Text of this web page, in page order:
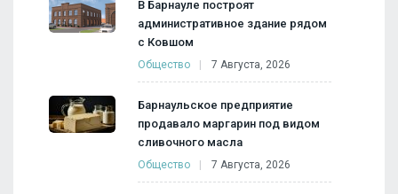
В Барнауле построят
административное здание рядом
с Ковшом
Общество 7 Августа, 2026
Барнаульское предприятие
продавало маргарин под видом
сливочного масла
Общество 7 Августа, 2026